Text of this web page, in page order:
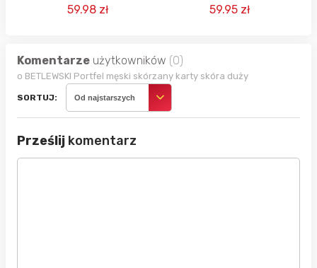
(DARMOWA DOSTAWA -
PRIME AMAZON)
59.98 zł 59.95 zł
Komentarze użytkowników (0)
o BETLEWSKI Portfel męski skórzany karty skóra duży
SORTUJ: Od najstarszych
Prześlij komentarz